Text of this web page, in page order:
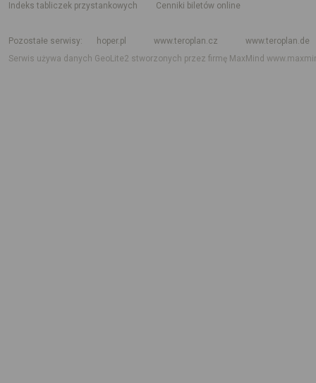
indeks tabliczek przystankowych
Cenniki biletów online
Pozostałe serwisy
hoper.pl www.teroplan.cz
www.teroplan.de
Serwis używa danych GeoLite2 stworzonych przez firmę MaxMind